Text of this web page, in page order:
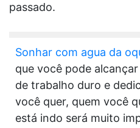
passado.
Sonhar com agua da
que você pode
de trabalho duro e
você quer, quem você
está indo será muito